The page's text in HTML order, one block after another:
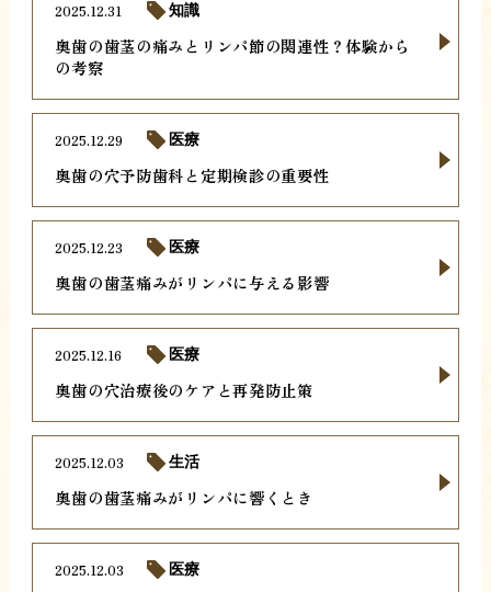
奥歯の歯茎の痛みとリンパ節の関連性？体験から
の考察
2025.12.31 知識
奥歯の穴予防歯科と定期検診の重要性
2025.12.29 医療
奥歯の歯茎痛みがリンパに与える影響
2025.12.23 医療
奥歯の穴治療後のケアと再発防止策
2025.12.16 医療
奥歯の歯茎痛みがリンパに響くとき
2025.12.03 生活
2025.12.03 医療